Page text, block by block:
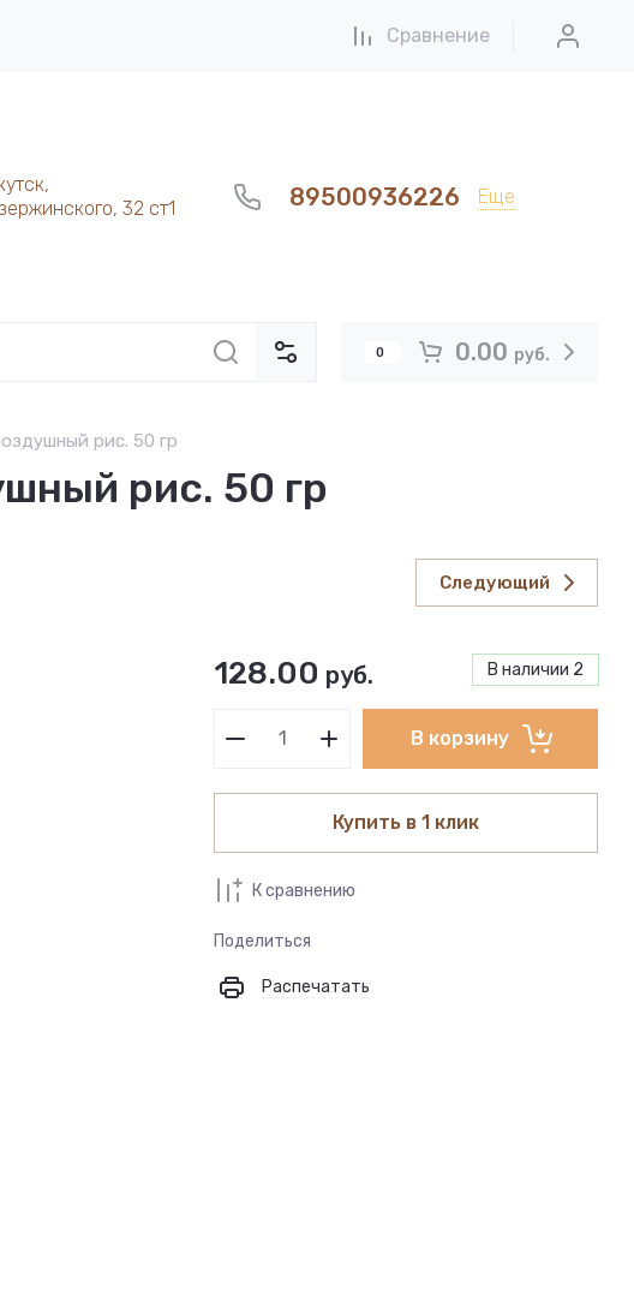
Сравнение
32 ст1
89500936226 Еще
0 0.00 руб.
рис. 50 гр
рис. 50 гр
Следующий
В наличии 2
128.00 руб.
В корзину
Купить в 1 клик
К сравнению
Поделиться
Распечатать